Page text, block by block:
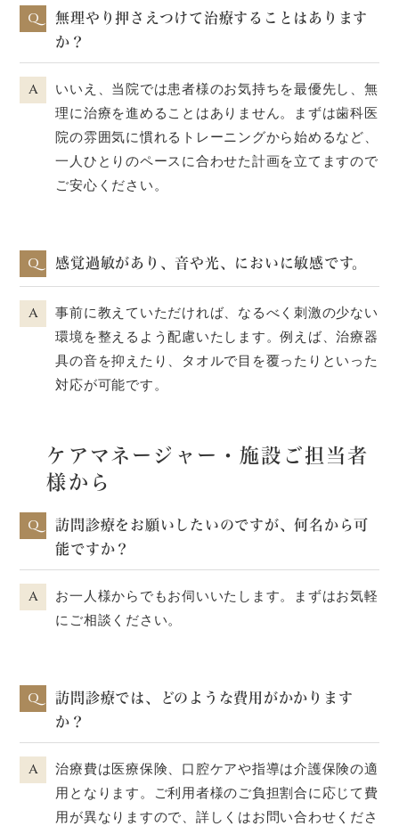
Q
無理やり押さえつけて治療することはあります
か？
A
いいえ、当院では患者様のお気持ちを最優先し、無
理に治療を進めることはありません。まずは歯科医
院の雰囲気に慣れるトレーニングから始めるなど、
一人ひとりのペースに合わせた計画を立てますので
ご安心ください。
Q 感覚過敏があり、音や光、においに敏感です。
A
事前に教えていただければ、なるべく刺激の少ない
環境を整えるよう配慮いたします。例えば、治療器
具の音を抑えたり、タオルで目を覆ったりといった
対応が可能です。
ケアマネージャー・施設ご担当者
様から
Q
訪問診療をお願いしたいのですが、何名から可
能ですか？
A
お一人様からでもお伺いいたします。まずはお気軽
にご相談ください。
Q
訪問診療では、どのような費用がかかります
か？
A
治療費は医療保険、口腔ケアや指導は介護保険の適
用となります。ご利用者様のご負担割合に応じて費
用が異なりますので、詳しくはお問い合わせくださ